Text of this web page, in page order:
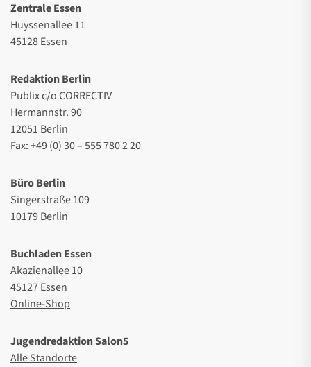
Zentrale Essen
Huyssenallee 11
45128 Essen
Redaktion Berlin
Publix c/o CORRECTIV
Hermannstr. 90
12051 Berlin
Fax: +49 (0) 30 – 555 780 2 20
Büro Berlin
Singerstraße 109
10179 Berlin
Buchladen Essen
Akazienallee 10
45127 Essen
Online-Shop
Jugendredaktion Salon5
Alle Standorte